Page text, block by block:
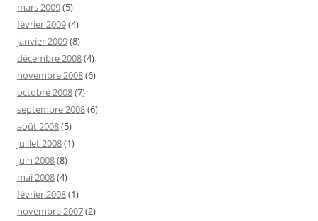
mars 2009(5)
février 2009(4)
janvier 2009(8)
décembre 2008(4)
novembre 2008(6)
octobre 2008(7)
septembre 2008(6)
août 2008(5)
juillet 2008(1)
juin 2008(8)
mai 2008(4)
février 2008(1)
novembre 2007(2)